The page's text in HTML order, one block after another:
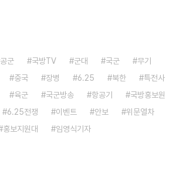
공군 국방TV 군대 국군
무기
중국 장병 6.25 북한
특전사
육군 국군방송 항공기
국방홍보원
6.25전쟁 이벤트 안보
위문열차
홍보지원대 임영식기자